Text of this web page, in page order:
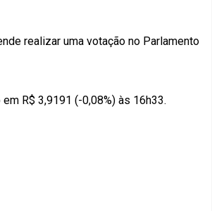
realizar uma votação no Parlamento
R$ 3,9191 (-0,08%) às 16h33.